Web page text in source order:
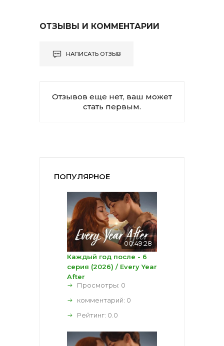
ОТЗЫВЫ И КОММЕНТАРИИ
НАПИСАТЬ ОТЗЫВ
Отзывов еще нет, ваш может
стать первым.
ПОПУЛЯРНОЕ
00:49:28
Каждый год после - 6
серия (2026) / Every Year
After
Просмотры: 0
комментарий: 0
Рейтинг: 0.0